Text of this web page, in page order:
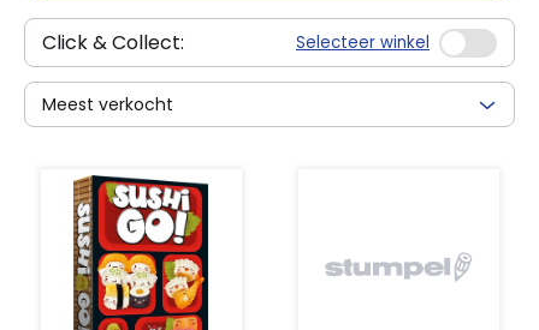
Click & Collect: Selecteer winkel
Meest verkocht